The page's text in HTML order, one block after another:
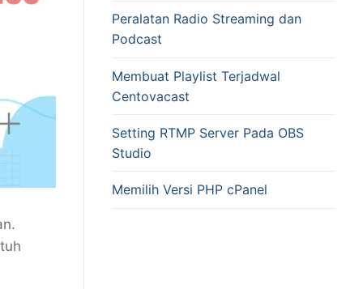
Peralatan Radio Streaming dan
Podcast
Membuat Playlist Terjadwal
Centovacast
Setting RTMP Server Pada OBS
Studio
Memilih Versi PHP cPanel